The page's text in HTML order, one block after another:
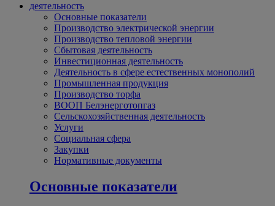
деятельность
Основные показатели
Производство электрической энергии
Производство тепловой энергии
Сбытовая деятельность
Инвестиционная деятельность
Деятельность в сфере естественных монополий
Промышленная продукция
Производство торфа
ВООП Белэнерготопгаз
Сельскохозяйственная деятельность
Услуги
Социальная сфера
Закупки
Нормативные документы
Основные показатели